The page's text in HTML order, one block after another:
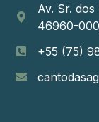
Av. Sr.
46960-
+55 (75)